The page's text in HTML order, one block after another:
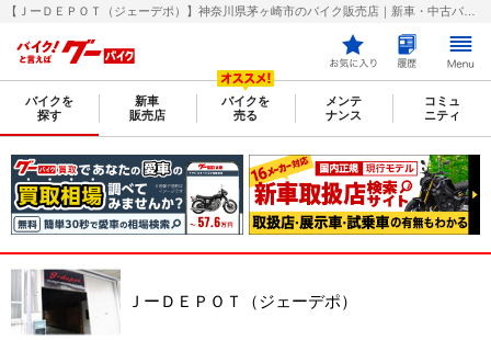
バイクを
探す
新車
販売店
バイクを
売る
メンテ
ナンス
コミュ
ニティ
ＪーＤＥＰＯＴ（ジェーデポ）